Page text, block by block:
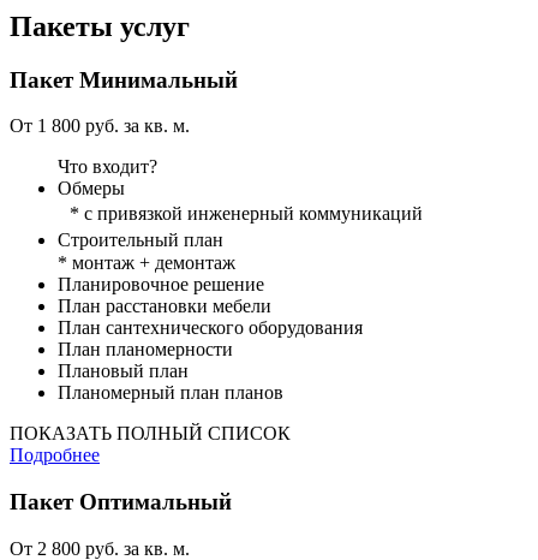
Пакеты услуг
ПакетМинимальный
От 1 800 руб. за кв. м.
Что входит?
Обмеры
* с привязкой инженерный коммуникаций
Строительный план
* монтаж + демонтаж
Планировочное решение
План расстановки мебели
План сантехнического оборудования
План планомерности
Плановый план
Планомерный план планов
ПОКАЗАТЬ ПОЛНЫЙ СПИСОК
Подробнее
ПакетОптимальный
От 2 800 руб. за кв. м.